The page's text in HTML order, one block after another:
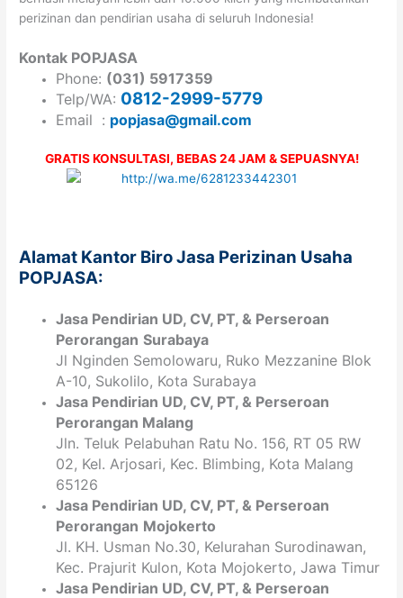
perizinan dan pendirian usaha di seluruh Indonesia!
Kontak POPJASA
Phone: (031) 5917359
Telp/WA: 0812-2999-5779
Email : popjasa@gmail.com
GRATIS KONSULTASI, BEBAS 24 JAM & SEPUASNYA!
Alamat Kantor Biro Jasa Perizinan Usaha
POPJASA:
Jasa Pendirian UD, CV, PT, & Perseroan
Perorangan Surabaya
Jl Nginden Semolowaru, Ruko Mezzanine Blok
A-10, Sukolilo, Kota Surabaya
Jasa Pendirian UD, CV, PT, & Perseroan
Perorangan Malang
Jln. Teluk Pelabuhan Ratu No. 156, RT 05 RW
02, Kel. Arjosari, Kec. Blimbing, Kota Malang
65126
Jasa Pendirian UD, CV, PT, & Perseroan
Perorangan Mojokerto
Jl. KH. Usman No.30, Kelurahan Surodinawan,
Kec. Prajurit Kulon, Kota Mojokerto, Jawa Timur
Jasa Pendirian UD, CV, PT, & Perseroan